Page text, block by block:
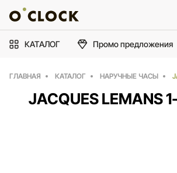
КАТАЛОГ Промо предложения
ГЛАВНАЯ КАТАЛОГ НАРУЧНЫЕ ЧАСЫ
JACQUES LEMANS